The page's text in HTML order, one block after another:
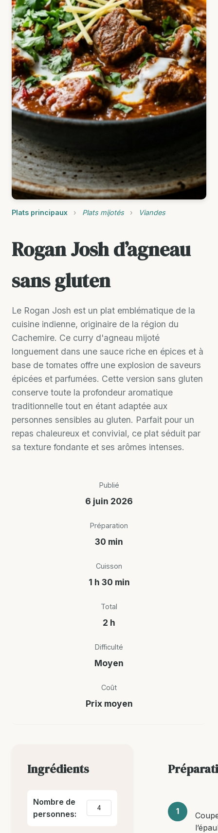
Plats principaux › Plats mijotés › Viandes
Rogan Josh d’agneau
sans gluten
Le Rogan Josh est un plat emblématique de la
cuisine indienne, originaire de la région du
Cachemire. Ce curry d'agneau mijoté
longuement dans une sauce riche en épices et à
base de tomates offre une explosion de saveurs
épicées et parfumées. Cette version sans gluten
conserve toute la profondeur aromatique
traditionnelle tout en étant adaptée aux
personnes sensibles au gluten. Parfait pour un
repas chaleureux et convivial, ce plat séduit par
sa texture fondante et ses arômes intenses.
Publié
6 juin 2026
Préparation
30 min
Cuisson
1 h 30 min
Total
2 h
Difficulté
Moyen
Coût
Prix moyen
Ingrédients
Nombre de
personnes: